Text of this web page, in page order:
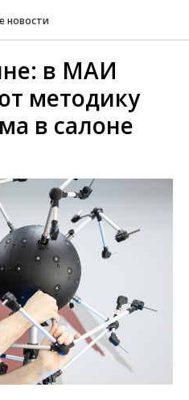
новости
в МАИ
методику
в салоне